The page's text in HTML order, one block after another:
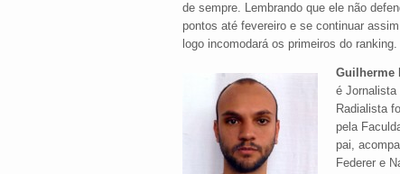
de sempre. Lembrando que ele não
pontos até fevereiro e se continuar
logo incomodará os primeiros do ranking.
Guilherme
é Jornalista
Radialista
pela
pai,
Federer e